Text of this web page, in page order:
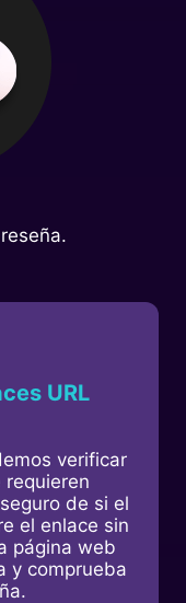
URL
verificar
requieren
de si el
el enlace sin
página web
y comprueba